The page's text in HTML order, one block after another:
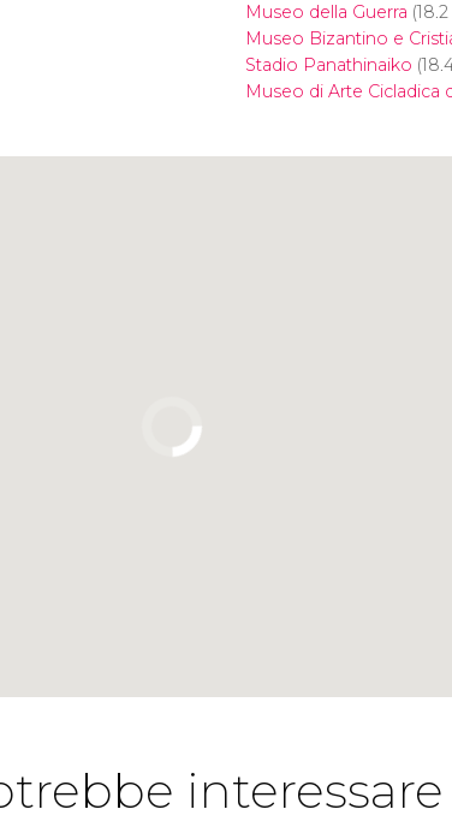
Museo della Guerra
Museo Bizantino e
Stadio Panathinaiko
Museo di Arte Cicladica
interessare